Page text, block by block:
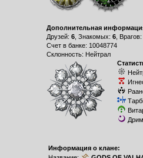
Дополнительная
Друзей: 6, Знакомых: 6, Врагов:
Счет в банке: 10048774
Склонность: Нейтрал
Информация о клане: